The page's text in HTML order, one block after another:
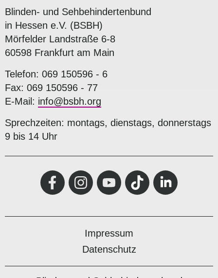
Blinden- und Sehbehindertenbund
in Hessen e.V. (BSBH)
Mörfelder Landstraße 6-8
60598 Frankfurt am Main
Telefon: 069 150596 - 6
Fax: 069 150596 - 77
E-Mail: info@bsbh.org
Sprechzeiten: montags, dienstags, donnerstags
9 bis 14 Uhr
Impressum
Datenschutz